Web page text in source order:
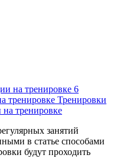
6
тренировке Тренировки
тренировке
занятий
в статье способами
будут проходить